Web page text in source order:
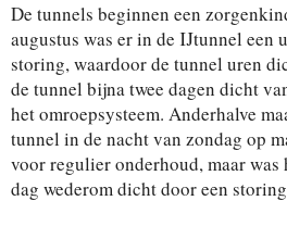
De tunnels beginnen een
augustus was er in de IJtunnel een
storing, waardoor de tunnel uren
de tunnel bijna twee dagen dicht
het omroepsysteem. Anderhalve
tunnel in de nacht van zondag op
voor regulier onderhoud, maar was
dag wederom dicht door een